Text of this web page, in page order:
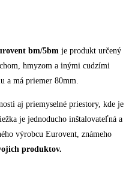
bm/5bm je produkt určený
hmyzom a inými cudzími
a má priemer 80mm.
aj priemyselné priestory, kde je
je jednoducho inštalovateľná a
výrobcu Eurovent, známeho
produktov.